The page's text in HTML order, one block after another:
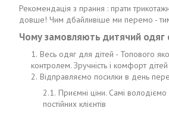
Рекомендація з прання : прати
довше! Чим дбайливіше ми перемо -
Чому замовляють дитячий одяг
Весь одяг для дітей - Топового
контролем. Зручність і комфорт
Відправляємо посилки в день
Приємні ціни. Самі
постійних клієнтів